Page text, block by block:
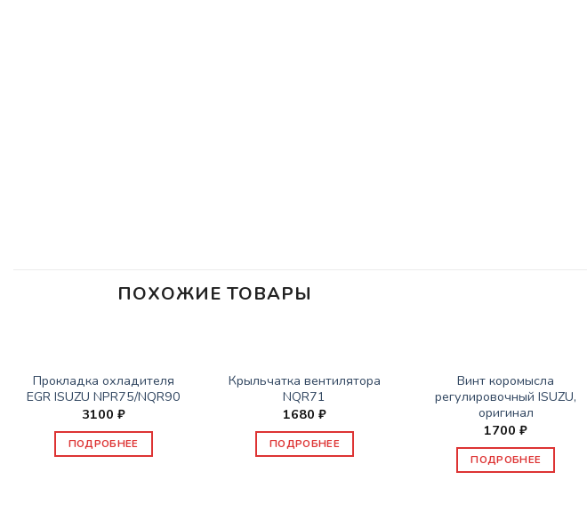
ПОХОЖИЕ ТОВАРЫ
Прокладка охладителя
EGR ISUZU NPR75/NQR90
3100 ₽
ПОДРОБНЕЕ
Крыльчатка вентилятора
NQR71
1680 ₽
ПОДРОБНЕЕ
Винт коромысла
регулировочный ISUZU,
оригинал
1700₽
ПОДРОБНЕЕ